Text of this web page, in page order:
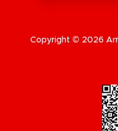
Copyright © 2026